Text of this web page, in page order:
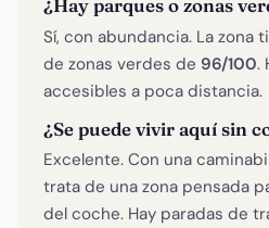
¿Hay parques o zonas
Sí, con abundancia. La zona
de zonas verdes de 96/100.
accesibles a poca distancia.
¿Se puede vivir aquí sin
Excelente. Con una
trata de una zona pensada
del coche. Hay paradas de